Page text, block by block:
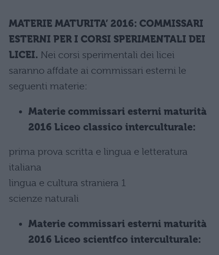
MATERIE MATURITA’ 2016: COMMISSARI
ESTERNI PER I CORSI SPERIMENTALI DEI
LICEI. Nei corsi sperimentali dei licei
saranno affdate ai commissari esterni le
seguenti materie:
Materie commissari esterni maturità
2016 Liceo classico interculturale:
prima prova scritta e lingua e letteratura
italiana
lingua e cultura straniera 1
scienze naturali
Materie commissari esterni maturità
2016 Liceo scientfco interculturale: